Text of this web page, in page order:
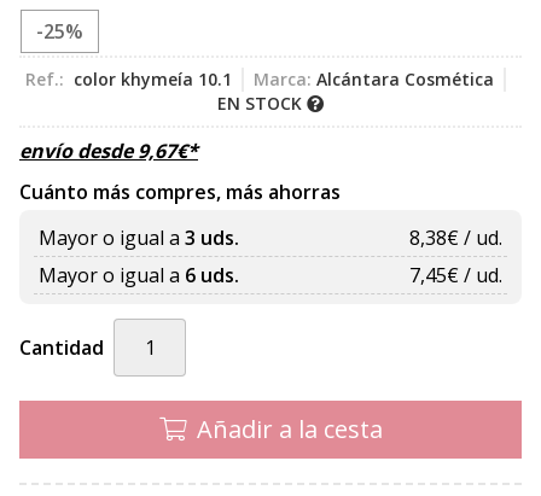
-25%
Ref.: color khymeía 10.1 Marca: Alcántara Cosmética
EN STOCK
envío desde9,67€*
Cuánto más compres, más ahorras
Mayor o igual a 3 uds. 8,38€ / ud.
Mayor o igual a 6 uds. 7,45€ / ud.
Cantidad
Añadir a la cesta